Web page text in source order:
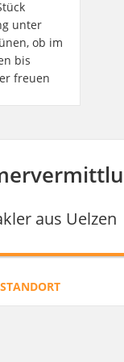
unter
ob im
bis
freuen
aus Uelzen